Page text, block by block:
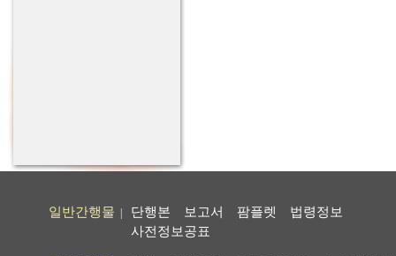
일반간행물 단행본 보고서 팜플렛
법령정보
사전정보공표